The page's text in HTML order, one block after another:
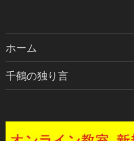
ホーム
千鶴の独り言